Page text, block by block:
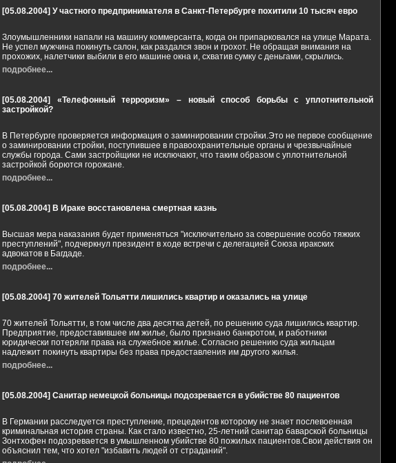
[05.08.2004] У частного предпринимателя в Санкт-Петербурге похитили 10 тысяч евро
Злоумышленники напали на машину коммерсанта, когда он припарковался на улице Марата.
Не успел мужчина покинуть салон, как раздался звон и грохот. Не обращая внимания на
прохожих, налетчики выбили в его машине окна и, схватив сумку с деньгами, скрылись.
подробнее...
[05.08.2004]
«Телефонный терроризм» – новый способ борьбы с уплотнительной
застройкой?
В Петербурге проверяется информация о заминировании стройки.Это не первое сообщение
о заминировании стройки, поступившее в правоохранительные органы и чрезвычайные
службы города. Сами застройщики не исключают, что таким образом с уплотнительной
застройкой борются горожане.
подробнее...
[05.08.2004] В Ираке восстановлена смертная казнь
Высшая мера наказания будет применяться "исключительно за совершение особо тяжких
преступлений", подчеркнул президент в ходе встречи с делегацией Союза иракских
адвокатов в Багдаде.
подробнее...
[05.08.2004] 70 жителей Тольятти лишились квартир и оказались на улице
70 жителей Тольятти, в том числе два десятка детей, по решению суда лишились квартир.
Предприятие, предоставившее им жилье, было признано банкротом, и работники
юридически потеряли права на служебное жилье. Согласно решению суда жильцам
надлежит покинуть квартиры без права предоставления им другого жилья.
подробнее...
[05.08.2004] Санитар немецкой больницы подозревается в убийстве 80 пациентов
В Германии расследуется преступление, прецедентов которому не знает послевоенная
криминальная история страны. Как стало известно, 25-летний санитар баварской больницы
Зонтхофен подозревается в умышленном убийстве 80 пожилых пациентов.Свои действия он
объяснил тем, что хотел "избавить людей от страданий".